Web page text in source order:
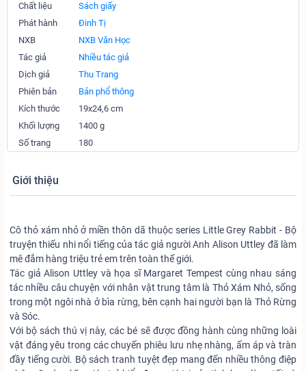
Chất liệu
Sách giấy
Phát hành
Đinh Tị
NXB
NXB Văn Học
Tác giả
Nhiều tác giả
Dịch giả
Thu Trang
Phiên bản
Bản phổ thông
Kích thước
19x24,6 cm
Khối lượng
1400 g
Số trang
180
Giới thiệu
Cô thỏ xám nhỏ ở miền thôn dã thuộc series Little Grey Rabbit - Bộ
truyện thiếu nhi nổi tiếng của tác giả người Anh Alison Uttley đã làm
mê đắm hàng triệu trẻ em trên toàn thế giới.
Tác giả Alison Uttley và họa sĩ Margaret Tempest cùng nhau sáng
tác nhiều câu chuyện với nhân vật trung tâm là Thỏ Xám Nhỏ, sống
trong một ngôi nhà ở bìa rừng, bên cạnh hai người bạn là Thỏ Rừng
và Sóc.
Với bộ sách thú vị này, các bé sẽ được đồng hành cùng những loài
vật đáng yêu trong các chuyến phiêu lưu nhẹ nhàng, ấm áp và tràn
đầy tiếng cười. Bộ sách tranh tuyệt đẹp mang đến nhiều thông điệp